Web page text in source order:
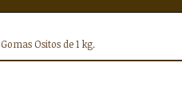
Gomas Ositos de 1 kg.